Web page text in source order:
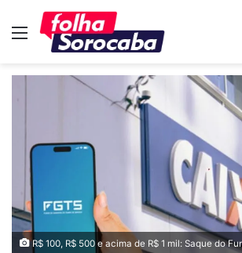
Menu
R$ 100, R$ 500 e acima de R$ 1 mil: Saque do